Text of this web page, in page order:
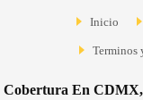
Inicio
Terminos
Cobertura En